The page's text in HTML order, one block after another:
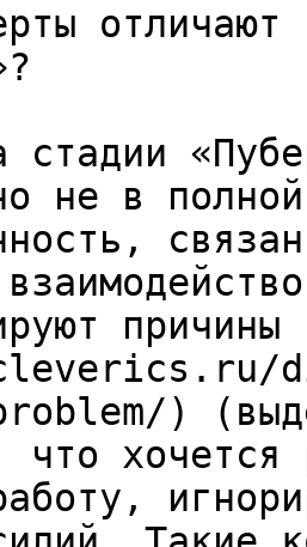
отличают
стадии
не в
)
что